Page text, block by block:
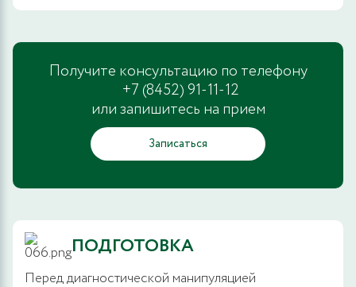
Получите консультацию по телефону
+7 (8452) 91-11-12
или запишитесь на прием
Записаться
ПОДГОТОВКА
Перед диагностической манипуляцией